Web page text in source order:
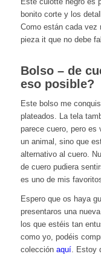
bonito corte y los
Como están cada vez
pieza it que no debe
Bolso – de
eso posible?
Este bolso me
plateados. La tela
parece cuero, pero es
un animal, sino que
alternativo al cuero.
de cuero pudiera
es uno de mis
Espero que os haya
presentaros una
los que estéis tan
como yo, podéis
colección aquí. Estoy